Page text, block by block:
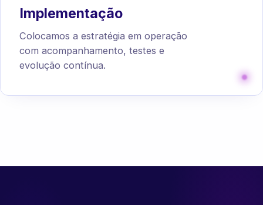
Implementação
Colocamos a estratégia em operação
com acompanhamento, testes e
evolução contínua.